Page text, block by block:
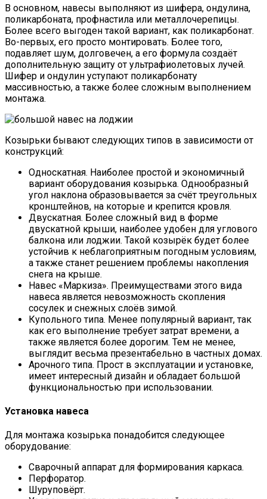
В основном, навесы выполняют из шифера, ондулина,
поликарбоната, профнастила или металлочерепицы.
Более всего выгоден такой вариант, как поликарбонат.
Во-первых, его просто монтировать. Более того,
подавляет шум, долговечен, а его формула создаёт
дополнительную защиту от ультрафиолетовых лучей.
Шифер и ондулин уступают поликарбонату
массивностью, а также более сложным выполнением
монтажа.
Козырьки бывают следующих типов в зависимости от
конструкций:
Односкатная. Наиболее простой и экономичный
вариант оборудования козырька. Однообразный
угол наклона образовывается за счёт треугольных
кронштейнов, на которые и крепится кровля.
Двускатная. Более сложный вид в форме
двускатной крыши, наиболее удобен для углового
балкона или лоджии. Такой козырёк будет более
устойчив к неблагоприятным погодным условиям,
а также станет решением проблемы накопления
снега на крыше.
Навес «Маркиза». Преимуществами этого вида
навеса является невозможность скопления
сосулек и снежных слоёв зимой.
Купольного типа. Менее популярный вариант, так
как его выполнение требует затрат времени, а
также является более дорогим. Тем не менее,
выглядит весьма презентабельно в частных домах.
Арочного типа. Прост в эксплуатации и установке,
имеет интересный дизайн и обладает большой
функциональностью при использовании.
Установка навеса
Для монтажа козырька понадобится следующее
оборудование:
Сварочный аппарат для формирования каркаса.
Перфоратор.
Шуруповёрт.